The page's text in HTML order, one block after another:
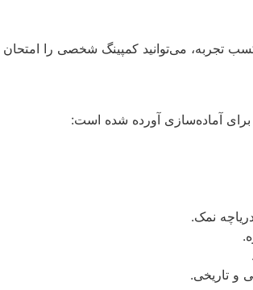
تجربه، می‌توانید کمپینگ شخصی را امتحان
آماده‌سازی آورده شده است:
نمک.
و تاریخی.